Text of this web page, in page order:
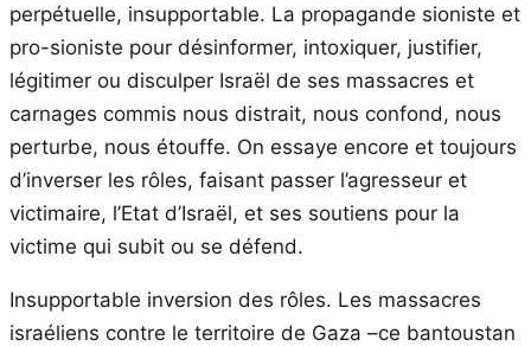
perpétuelle, insupportable. La propagande sioniste et
pro-sioniste pour désinformer, intoxiquer, justifier,
légitimer ou disculper Israël de ses massacres et
carnages commis nous distrait, nous confond, nous
perturbe, nous étouffe. On essaye encore et toujours
d’inverser les rôles, faisant passer l’agresseur et
victimaire, l’Etat d’Israël, et ses soutiens pour la
victime qui subit ou se défend.
Insupportable inversion des rôles. Les massacres
israéliens contre le territoire de Gaza –ce bantoustan